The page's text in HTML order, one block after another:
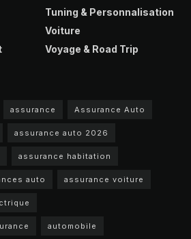
Tuning & Personnalisation
Voiture
Voyage & Road Trip
assurance Assurance Auto
assurance auto 2026
assurance habitation
auto assurance voiture
automobile